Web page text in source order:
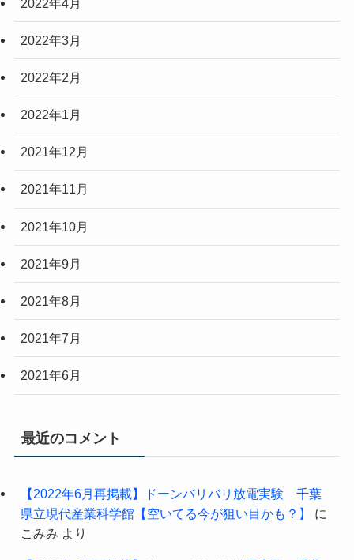
2022年3月
2022年2月
2022年1月
2021年12月
2021年11月
2021年10月
2021年9月
2021年8月
2021年7月
2021年6月
最近のコメント
【2022年6月再掲載】ドーンバリバリ放電実験 千葉
県立現代産業科学館【空いてる今が狙い目かも？】
に
こみみ より